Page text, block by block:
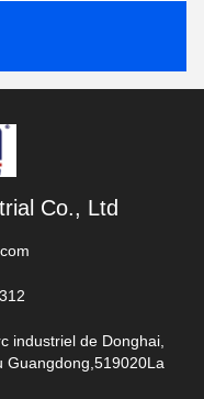
Co., Ltd
industriel de Donghai,
Guangdong,519020La